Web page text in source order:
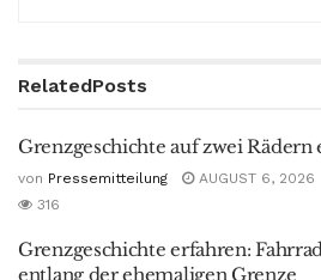
RelatedPosts
Grenzgeschichte auf zwei Rädern
von Pressemitteilung AUGUST 6, 2026
316
Grenzgeschichte erfahren:
entlang der ehemaligen Grenze